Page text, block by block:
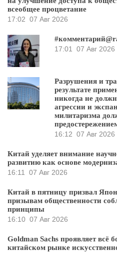
всеобщее процветание
17:02 07 Авг 2026
17:01 07 Авг 2026
Разрушения и
результате
никогда не
агрессии и
милитаризма
16:12 07 Авг 2026
Китай уделяет внимание
развитию как основе
16:11 07 Авг 2026
Китай в пятницу призвал
призывам общественности
принципы
16:10 07 Авг 2026
Goldman Sachs проявляет всё
китайском рынке